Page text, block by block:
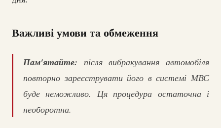
Важливі умови та обмеження
Пам'ятайте: після вибракування автомобіля
повторно зареєструвати його в системі МВС
буде неможливо. Ця процедура остаточна і
необоротна.